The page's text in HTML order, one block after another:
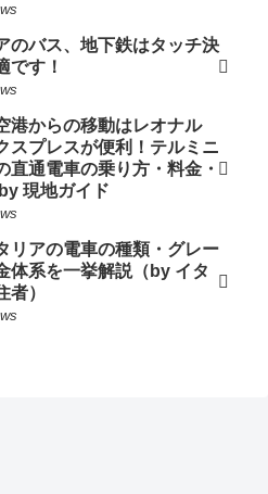
のバス、地下鉄はタッチ決
です！
港からの移動はレオナル
スプレスが便利！テルミニ
直通電車の乗り方・料金・
現地ガイド
リアの電車の種類・グレー
体系を一挙解説（by イタ
者）